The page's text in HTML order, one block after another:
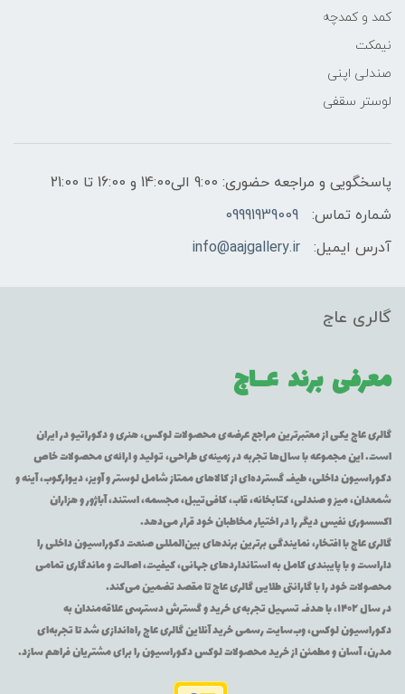
کمد و کمدچه
نیمکت
صندلی اپنی
لوستر سقفی
پاسخگویی و مراجعه حضوری: 9:00 الی14:00 و 16:00 تا 21:00
شماره تماس:
09991939009
آدرس ایمیل:
info@aajgallery.ir
گالری عاج
معرفی برند عــاج
گالری عاج یکی از معتبرترین مراجع عرضه‌ی محصولات لوکس، هنری و دکوراتیو در ایران
است. این مجموعه با سال‌ها تجربه در زمینه‌ی طراحی، تولید و ارائه‌ی محصولات خاص
دکوراسیون داخلی، طیف گسترده‌ای از کالاهای ممتاز شامل لوستر و آویز، دیوارکوب، آینه و
شمعدان، میز و صندلی، کتابخانه، قاب، کافی‌تیبل، مجسمه، استند، آباژور و هزاران
اکسسوری نفیس دیگر را در اختیار مخاطبان خود قرار می‌دهد.
گالری عاج با افتخار، نمایندگی برترین برندهای بین‌المللی صنعت دکوراسیون داخلی را
داراست و با پایبندی کامل به استانداردهای جهانی، کیفیت، اصالت و ماندگاری تمامی
محصولات خود را با گارانتی طلایی گالری عاج تا مقصد تضمین می‌کند.
در سال ۱۴۰۲، با هدف تسهیل تجربه‌ی خرید و گسترش دسترسی علاقه‌مندان به
دکوراسیون لوکس، وب‌سایت رسمی خرید آنلاین گالری عاج راه‌اندازی شد تا تجربه‌ای
مدرن، آسان و مطمئن از خرید محصولات لوکس دکوراسیون را برای مشتریان فراهم سازد.